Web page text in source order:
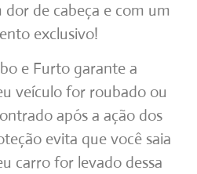
de cabeça e com um
exclusivo!
e Furto garante a
veículo for roubado ou
após a ação dos
evita que você saia
carro for levado dessa